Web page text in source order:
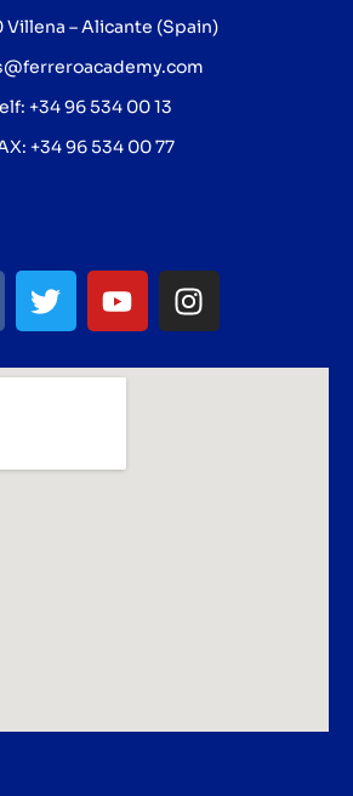
Villena – Alicante (Spain)
+34 96 534 00 13
+34 96 534 00 77